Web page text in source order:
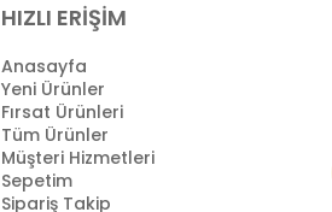
HIZLI ERİŞİM
Anasayfa
Yeni Ürünler
Fırsat Ürünleri
Tüm Ürünler
Müşteri Hizmetleri
Sepetim
Sipariş Takip